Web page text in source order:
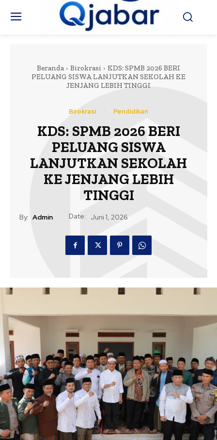
Beranda Birokrasi
KDS: SPMB 2026 BERI
PELUANG SISWA LANJUTKAN SEKOLAH KE
JENJANG LEBIH TINGGI
Birokrasi Pendidikan
KDS: SPMB 2026 BERI
PELUANG SISWA
LANJUTKAN SEKOLAH
KE JENJANG LEBIH
TINGGI
By: Admin Date: Juni 1, 2026